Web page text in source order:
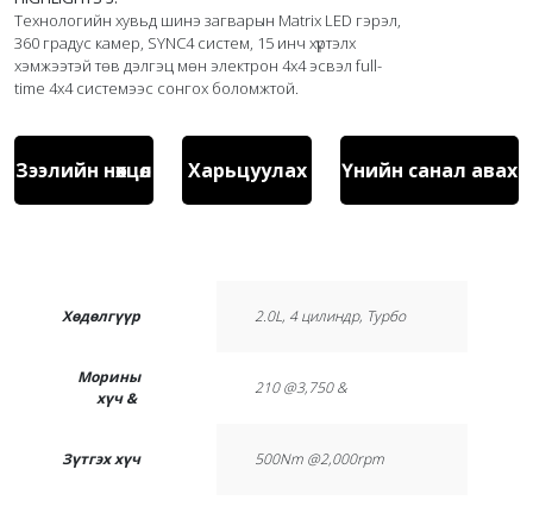
Технологийн хувьд шинэ загварын Matrix LED гэрэл,
360 градус камер, SYNC4 систем, 15 инч хүртэлх
хэмжээтэй төв дэлгэц мөн электрон 4х4 эсвэл full-
time 4x4 системээс сонгох боломжтой.
Зээлийн нөхцөл Харьцуулах Үнийн санал авах
Хөдөлгүүр 2.0L, 4 цилиндр, Турбо
Морины
хүч &
210 @3,750 &
Зүтгэх хүч 500Nm @2,000rpm